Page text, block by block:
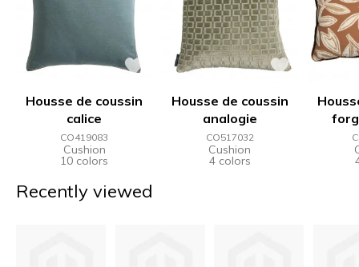
Housse de coussin
calice
CO419083
Cushion
10 colors
Housse de coussin
analogie
CO517032
Cushion
4 colors
Recently viewed